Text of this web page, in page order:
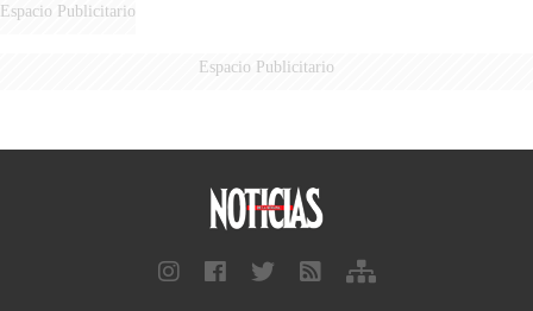
Espacio Publicitario
Espacio Publicitario